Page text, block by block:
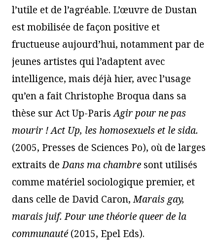
l’utile et de l’agréable. L’œuvre de Dustan
est mobilisée de façon positive et
fructueuse aujourd’hui, notamment par de
jeunes artistes qui l’adaptent avec
intelligence, mais déjà hier, avec l’usage
qu’en a fait Christophe Broqua dans sa
thèse sur Act Up-ParisAgir pour ne pas
mourir ! Act Up, les homosexuels et le sida.
(2005, Presses de Sciences Po), où de larges
extraits deDans ma chambre sont utilisés
comme matériel sociologique premier, et
dans celle de David Caron,Marais gay,
marais juif. Pour une théorie queer de la
communauté(2015, Epel Eds).